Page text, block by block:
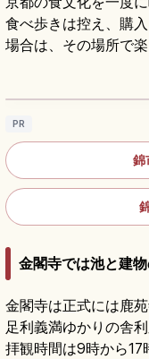
食べ歩きは控え、購
場合は、その場所で
京都・錦市場｜「
PR
錦
金閣寺では池と建
金閣寺は正式には鹿
足利義満ゆかりの舎
拝観時間は9時から